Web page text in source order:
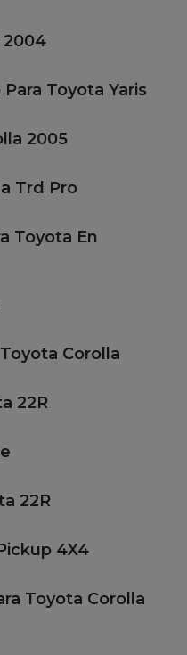
2004
Toyota Yaris
2005
Trd Pro
Toyota En
Corolla
22R
22R
4X4
Toyota Corolla